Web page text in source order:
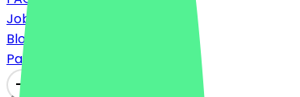
Jobs
Blog
Partner werden